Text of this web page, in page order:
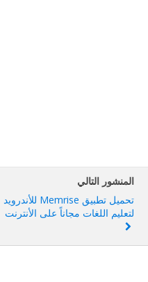
المنشور التالي
تحميل تطبيق Memrise للأندرويد
لتعليم اللغات مجاناً على الأنترنت